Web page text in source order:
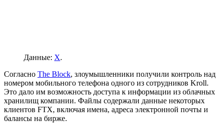
Данные: X.
Согласно The Block, злоумышленники получили контроль над
номером мобильного телефона одного из сотрудников Kroll.
Это дало им возможность доступа к информации из облачных
хранилищ компании. Файлы содержали данные некоторых
клиентов FTX, включая имена, адреса электронной почты и
балансы на бирже.